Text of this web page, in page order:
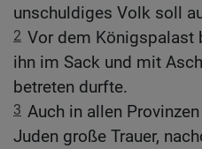
unschuldiges Volk soll
2 Vor dem Königspalast
ihn im Sack und mit
betreten durfte.
3 Auch in allen
Juden große Trauer,